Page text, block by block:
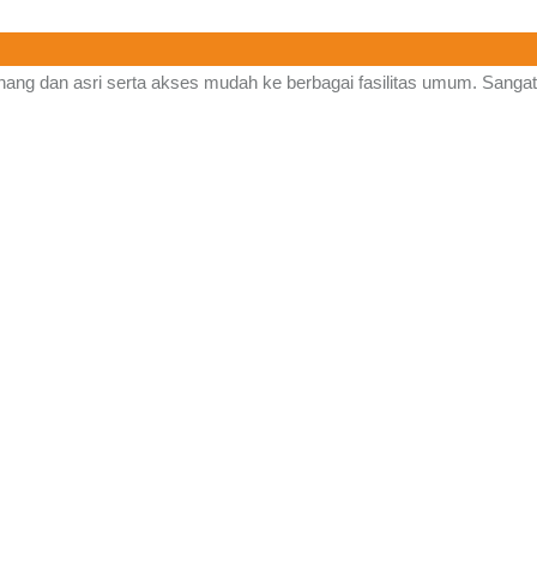
dan asri serta akses mudah ke berbagai fasilitas umum. Sangat